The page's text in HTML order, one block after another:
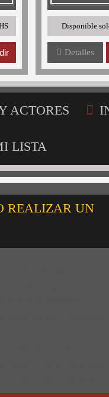
Disponible
Detalles
ACTORES
LISTA
REALIZAR UN